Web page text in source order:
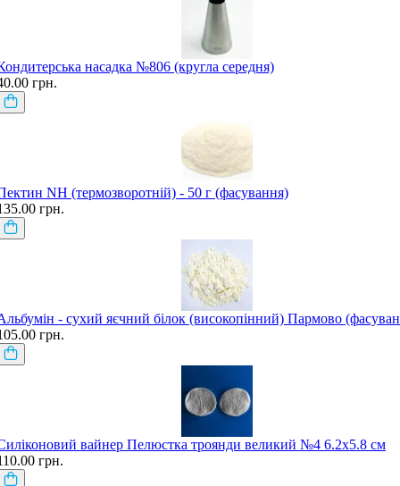
насадка №806 (кругла середня)
грн.
NH (термозворотній) - 50 г (фасування)
грн.
- сухий яєчний білок (високопінний) Пармово
грн.
вайнер Пелюстка троянди великий №4 6.2х5.8 см
грн.